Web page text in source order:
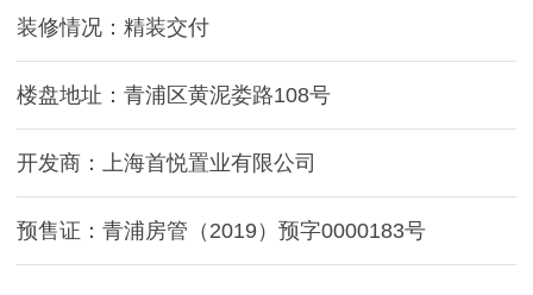
装修情况：精装交付
楼盘地址：青浦区黄泥娄路108号
开发商：上海首悦置业有限公司
预售证：青浦房管（2019）预字0000183号